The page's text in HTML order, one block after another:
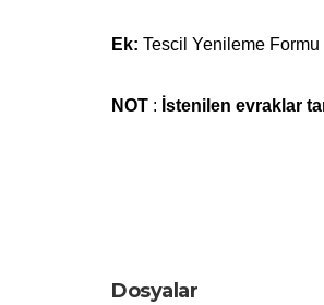
Ek: Tescil Yenileme Formu
NOT : İstenilen evraklar
Dosyalar